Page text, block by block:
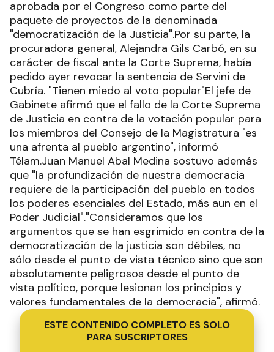
aprobada por el Congreso como parte del
paquete de proyectos de la denominada
"democratización de la Justicia".Por su parte, la
procuradora general, Alejandra Gils Carbó, en su
carácter de fiscal ante la Corte Suprema, había
pedido ayer revocar la sentencia de Servini de
Cubría. "Tienen miedo al voto popular"El jefe de
Gabinete afirmó que el fallo de la Corte Suprema
de Justicia en contra de la votación popular para
los miembros del Consejo de la Magistratura "es
una afrenta al pueblo argentino", informó
Télam.Juan Manuel Abal Medina sostuvo además
que "la profundización de nuestra democracia
requiere de la participación del pueblo en todos
los poderes esenciales del Estado, más aun en el
Poder Judicial"."Consideramos que los
argumentos que se han esgrimido en contra de la
democratización de la justicia son débiles, no
sólo desde el punto de vista técnico sino que son
absolutamente peligrosos desde el punto de
vista político, porque lesionan los principios y
valores fundamentales de la democracia", afirmó.
ESTE CONTENIDO COMPLETO ES SOLO
PARA SUSCRIPTORES